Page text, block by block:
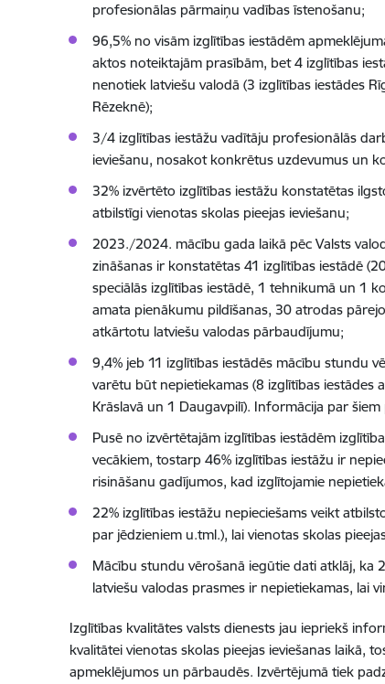
profesionālas pārmaiņu vadības īstenošanu;
96,5% no visām izglītības iestādēm
aktos noteiktajām prasībām, bet 4 izglītības
nenotiek latviešu valodā (3 izglītības iestādes
Rēzeknē);
3/4 izglītības iestāžu vadītāju profesionālās
ieviešanu, nosakot konkrētus uzdevumus un
32% izvērtēto izglītības iestāžu konstatētas
atbilstīgi vienotas skolas pieejas ieviešanu;
2023./2024. mācību gada laikā pēc Valsts
zināšanas ir konstatētas 41 izglītības iestādē
speciālās izglītības iestādē, 1 tehnikumā un 1
amata pienākumu pildīšanas, 30 atrodas
atkārtotu latviešu valodas pārbaudījumu;
9,4% jeb 11 izglītības iestādēs mācību stundu
varētu būt nepietiekamas (8 izglītības iestādes
Krāslavā un 1 Daugavpilī). Informācija par
Pusē no izvērtētajām izglītības iestādēm
vecākiem, tostarp 46% izglītības iestāžu ir
risināšanu gadījumos, kad izglītojamie
22% izglītības iestāžu nepieciešams veikt
par jēdzieniem u.tml.), lai vienotas skolas
Mācību stundu vērošanā iegūtie dati atklāj, ka
latviešu valodas prasmes ir nepietiekamas, lai
Izglītības kvalitātes valsts dienests jau iepriekš
kvalitātei vienotas skolas pieejas ieviešanas laikā,
apmeklējumos un pārbaudēs. Izvērtējumā tiek